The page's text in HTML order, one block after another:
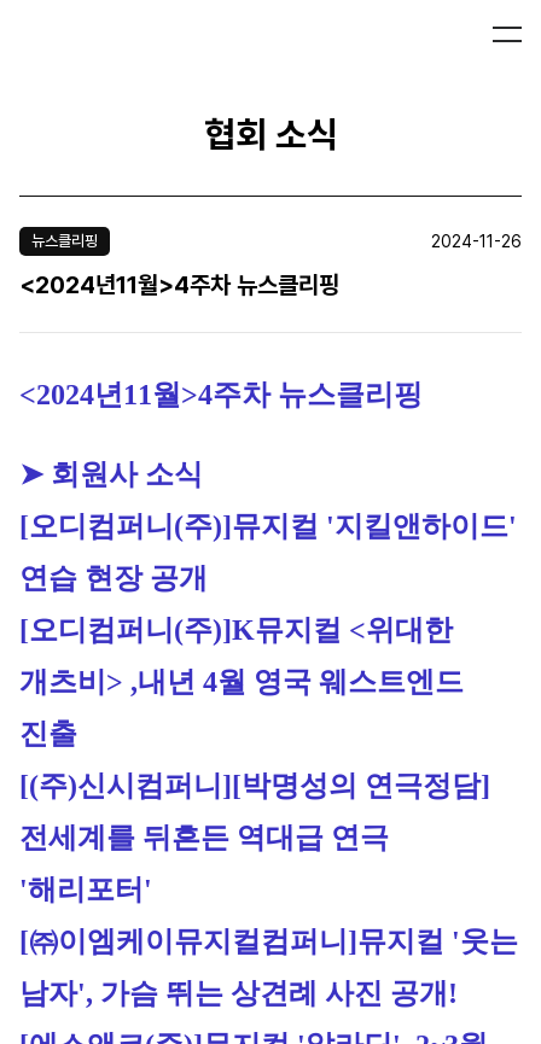
협회 소식
뉴스클리핑 2024-11-26
<2024년11월>4주차 뉴스클리핑
<2024년11월>4주차 뉴스클리핑
➤ 회원사 소식
[오디컴퍼니(주)]뮤지컬 '지킬앤하이드'
연습 현장 공개
[오디컴퍼니(주)]K뮤지컬 <위대한
개츠비> ,내년 4월 영국 웨스트엔드
진출
[(주)신시컴퍼니][박명성의 연극정담]
전세계를 뒤흔든 역대급 연극
'해리포터'
[㈜이엠케이뮤지컬컴퍼니]뮤지컬 '웃는
남자', 가슴 뛰는 상견례 사진 공개!